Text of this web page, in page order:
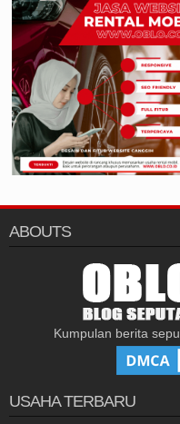
ABOUTS
Kumpulan berita
USAHA TERBARU